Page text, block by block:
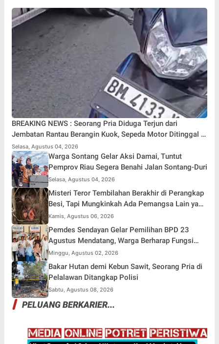
BREAKING NEWS : Seorang Pria Diduga Terjun dari
Jembatan Rantau Berangin Kuok, Sepeda Motor Ditinggal di
Lokasi
Selasa, Agustus 04, 2026
Warga Sontang Gelar Aksi Damai, Tuntut
Pemprov Riau Segera Benahi Jalan Sontang-Duri
Selasa, Agustus 04, 2026
Misteri Teror Tembilahan Berakhir di Perangkap
Besi, Tapi Mungkinkah Ada Pemangsa Lain yang
Masih Mengintai ?
Kamis, Agustus 06, 2026
Pemdes Sendayan Gelar Pemilihan BPD 23
Agustus Mendatang, Warga Berharap Fungsi
Pengawasan Berjalan Maksimal
Minggu, Agustus 02, 2026
Bakar Hutan demi Kebun Sawit, Seorang Pria di
Pelalawan Ditangkap Polisi
Sabtu, Agustus 08, 2026
PELUANG BERKARIER...